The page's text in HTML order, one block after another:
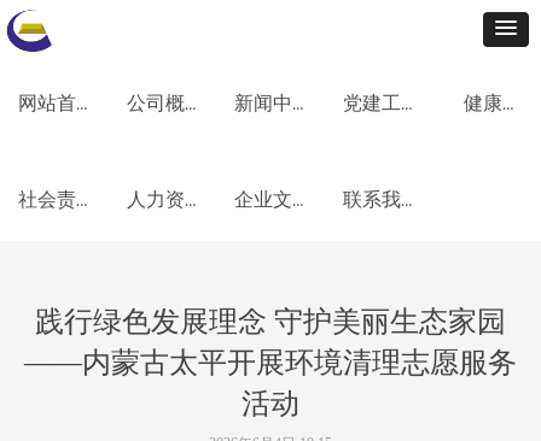
网站首页 公司概况 新闻中心 党建工作 健康安全环保
社会责任 人力资源 企业文化 联系我们
践行绿色发展理念 守护美丽生态家园
——内蒙古太平开展环境清理志愿服务
活动